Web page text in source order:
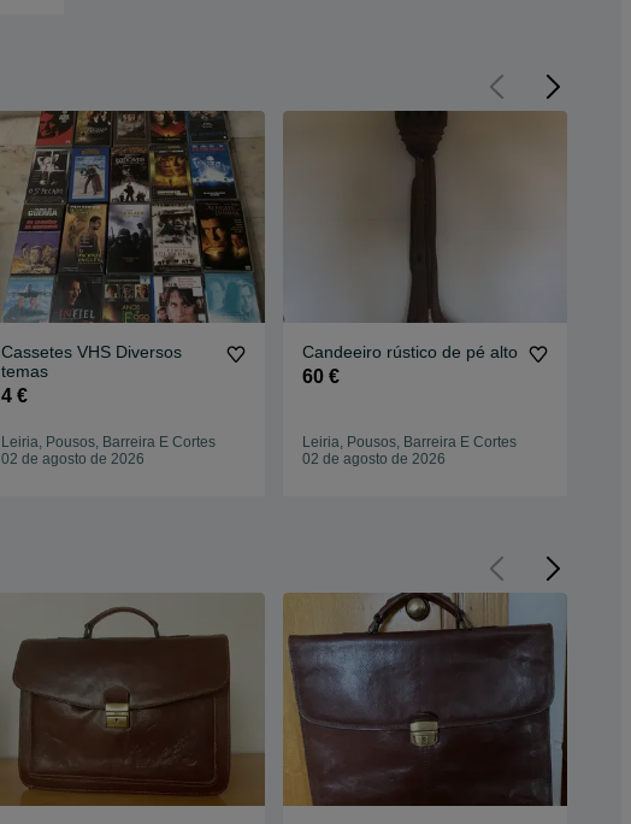
Cassetes VHS Diversos
temas
4 €
Leiria, Pousos, Barreira E Cortes
02 de agosto de 2026
Candeeiro rústico de pé alto
60 €
Leiria, Pousos, Barreira E Cortes
02 de agosto de 2026